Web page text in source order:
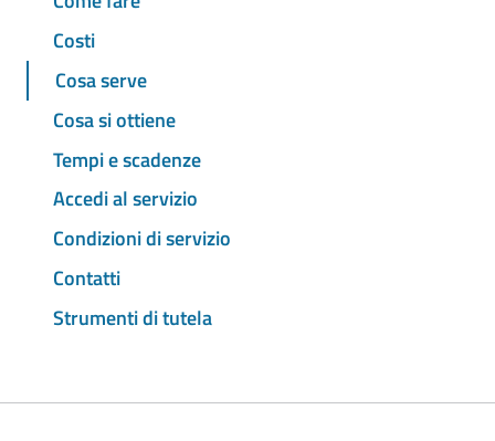
Costi
Cosa serve
Cosa si ottiene
Tempi e scadenze
Accedi al servizio
Condizioni di servizio
Contatti
Strumenti di tutela